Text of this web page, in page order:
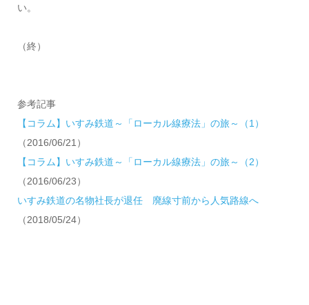
い。
（終）
参考記事
【コラム】いすみ鉄道～「ローカル線療法」の旅～（1）
（2016/06/21）
【コラム】いすみ鉄道～「ローカル線療法」の旅～（2）
（2016/06/23）
いすみ鉄道の名物社長が退任 廃線寸前から人気路線へ
（2018/05/24）